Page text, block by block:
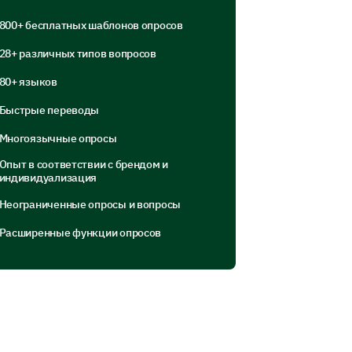
liked or your
service?
in our customer service?
800+ бесплатных шаблонов опросов
28+ различных типов вопросов
80+ языков
Быстрые переводы
Многоязычные опросы
Опыт в соответствии с брендом и
индивидуализация
Неограниченные опросы и вопросы
Расширенные функции опросов